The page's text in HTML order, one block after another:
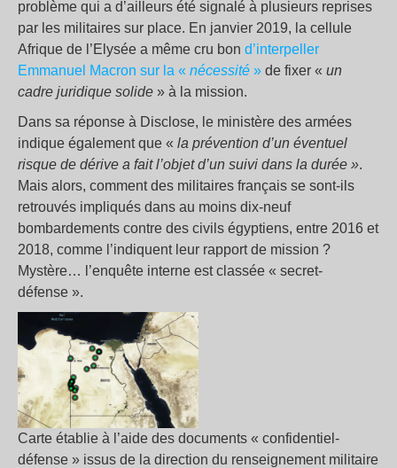
problème qui a d’ailleurs été signalé à plusieurs reprises
par les militaires sur place. En janvier 2019, la cellule
Afrique de l’Elysée a même cru bon d’interpeller
Emmanuel Macron sur la « nécessité » de fixer « un
cadre juridique solide » à la mission.
Dans sa réponse à Disclose, le ministère des armées
indique également que « la prévention d’un éventuel
risque de dérive a fait l’objet d’un suivi dans la durée ».
Mais alors, comment des militaires français se sont-ils
retrouvés impliqués dans au moins dix-neuf
bombardements contre des civils égyptiens, entre 2016 et
2018, comme l’indiquent leur rapport de mission ?
Mystère… l’enquête interne est classée « secret-
défense ».
Carte établie à l’aide des documents « confidentiel-
défense » issus de la direction du renseignement militaire